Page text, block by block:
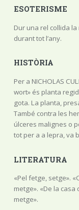
ESOTERISME
Dur una rel collida la
durant tot l’any.
HISTÒRIA
Per a NICHOLAS
wort» és planta
gota. La planta,
També contra les
úlceres malignes o
tot per a a lepra, va
LITERATURA
«Pel fetge, setge».
metge». «De la
metge».